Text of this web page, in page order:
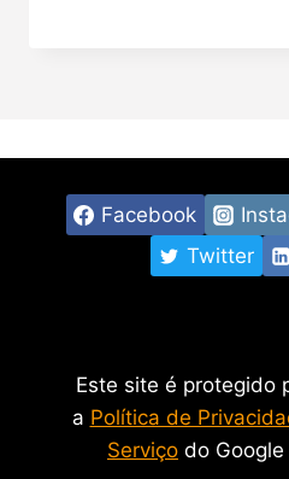
Facebook
Twitter
Este site é protegido
a Política de
Serviço do